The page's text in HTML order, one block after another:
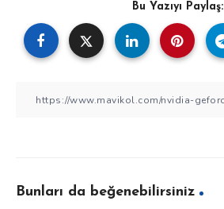
Bu Yazıyı Paylaş:
Bunları da beğenebilirsiniz